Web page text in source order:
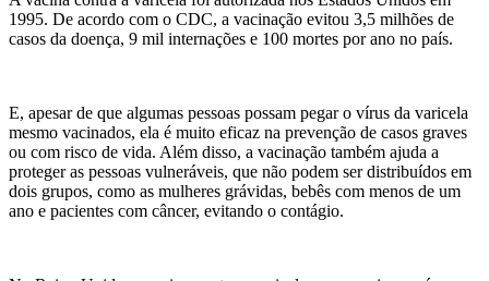
1995. De acordo com o CDC, a vacinação evitou 3,5 milhões de
casos da doença, 9 mil internações e 100 mortes por ano no país.
E, apesar de que algumas pessoas possam pegar o vírus da varicela
mesmo vacinados, ela é muito eficaz na prevenção de casos graves
ou com risco de vida. Além disso, a vacinação também ajuda a
proteger as pessoas vulneráveis, que não podem ser distribuídos em
dois grupos, como as mulheres grávidas, bebês com menos de um
ano e pacientes com câncer, evitando o contágio.